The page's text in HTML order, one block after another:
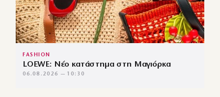
FASHION
LOEWE: Νέο κατάστημα στη Μαγιόρκα
06.08.2026 — 10:30